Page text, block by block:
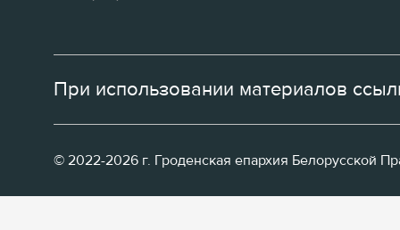
При использовании материалов
© 2022-2026 г. Гроденская епархия Белорусской